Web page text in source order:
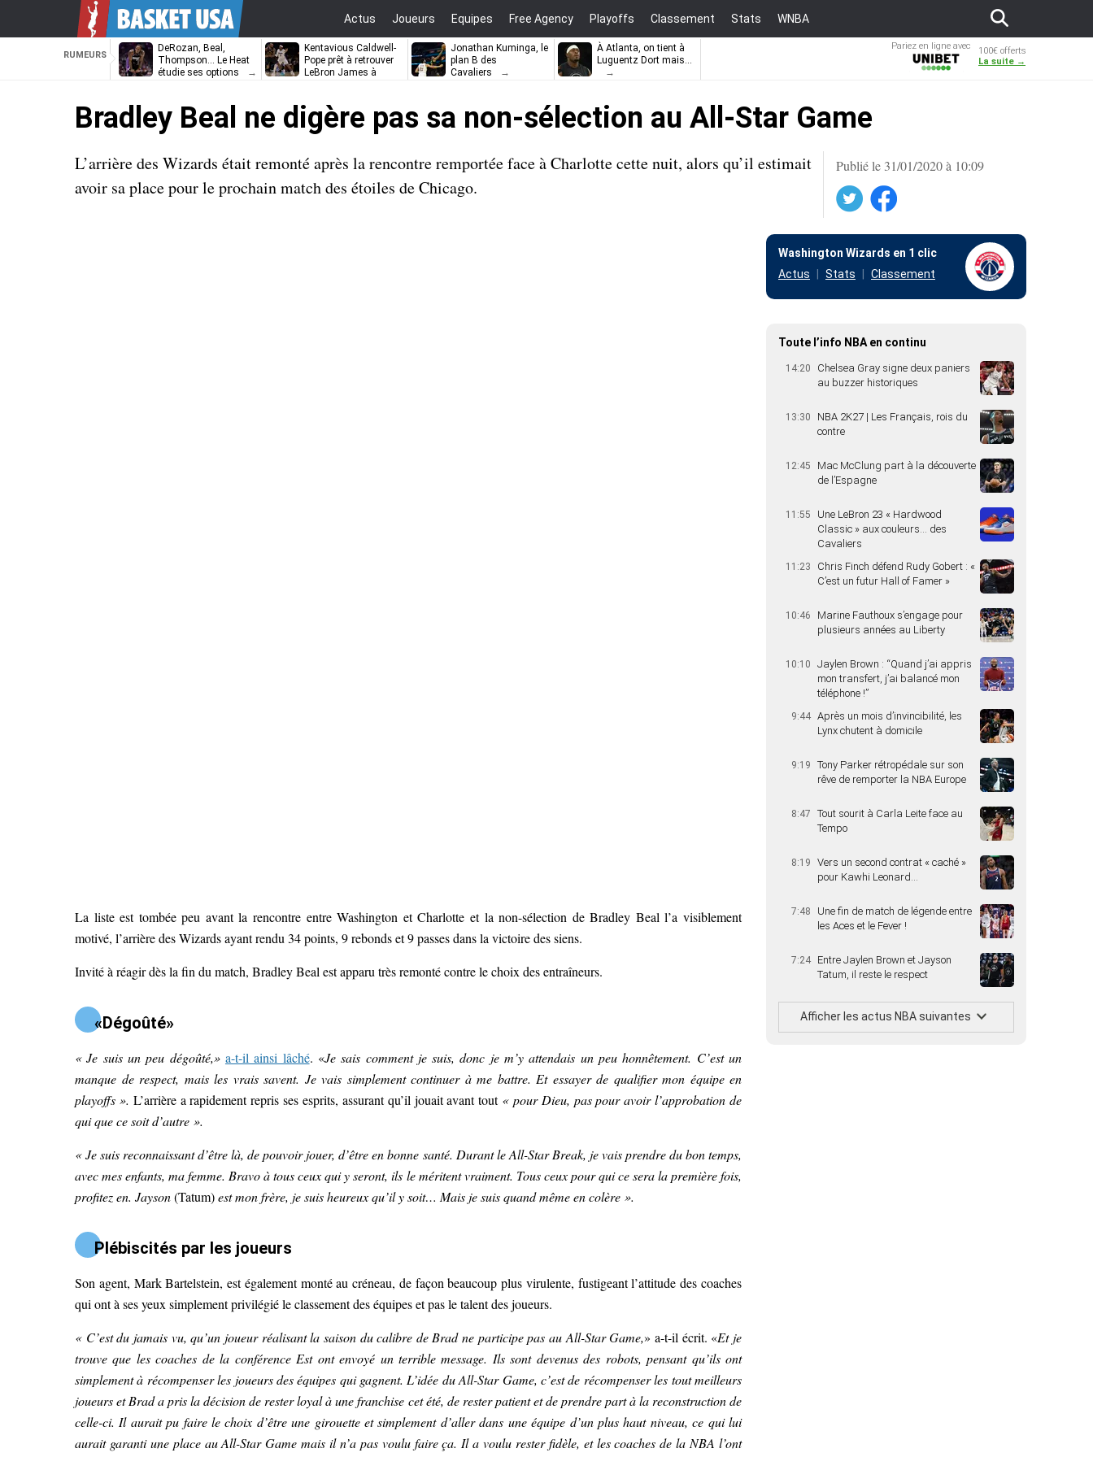
Actus Joueurs Equipes Free Agency Playoffs Classement Stats WNBA
RUMEURS
DeRozan, Beal,
Thompson… Le Heat
étudie ses options
Kentavious Caldwell-
Pope prêt à retrouver
LeBron James à
Jonathan Kuminga, le
plan B des
Cavaliers
À Atlanta, on tient à
Luguentz Dort mais…
Pariez en ligne avec
100€ offerts
La suite →
Bradley Beal ne digère pas sa non-sélection au All-Star Game
Publié le 31/01/2020 à 10:09
Facebook
L’arrière des Wizards était remonté après la rencontre remportée face à Charlotte cette nuit, alors qu’il estimait
avoir sa place pour le prochain match des étoiles de Chicago.
La liste est tombée peu avant la rencontre entre Washington et Charlotte et la non-sélection de Bradley Beal l’a visiblement
motivé, l’arrière des Wizards ayant rendu 34 points, 9 rebonds et 9 passes dans la victoire des siens.
Invité à réagir dès la fin du match, Bradley Beal est apparu très remonté contre le choix des entraîneurs.
«Dégoûté»
« Je suis un peu dégoûté,» a-t-il ainsi lâché. «Je sais comment je suis, donc je m’y attendais un peu honnêtement. C’est un
manque de respect, mais les vrais savent. Je vais simplement continuer à me battre. Et essayer de qualifier mon équipe en
playoffs ». L’arrière a rapidement repris ses esprits, assurant qu’il jouait avant tout « pour Dieu, pas pour avoir l’approbation de
qui que ce soit d’autre ».
« Je suis reconnaissant d’être là, de pouvoir jouer, d’être en bonne santé. Durant le All-Star Break, je vais prendre du bon temps,
avec mes enfants, ma femme. Bravo à tous ceux qui y seront, ils le méritent vraiment. Tous ceux pour qui ce sera la première fois,
profitez en. Jayson(Tatum)est mon frère, je suis heureux qu’il y soit… Mais je suis quand même en colère ».
Plébiscités par les joueurs
Son agent, Mark Bartelstein, est également monté au créneau, de façon beaucoup plus virulente, fustigeant l’attitude des coaches
qui ont à ses yeux simplement privilégié le classement des équipes et pas le talent des joueurs.
« C’est du jamais vu, qu’un joueur réalisant la saison du calibre de Brad ne participe pas au All-Star Game,» a-t-il écrit. «Et je
trouve que les coaches de la conférence Est ont envoyé un terrible message. Ils sont devenus des robots, pensant qu’ils ont
simplement à récompenser les joueurs des équipes qui gagnent. L’idée du All-Star Game, c’est de récompenser les tout meilleurs
joueurs et Brad a pris la décision de rester loyal à une franchise cet été, de rester patient et de prendre part à la reconstruction de
celle-ci. Il aurait pu faire le choix d’être une girouette et simplement d’aller dans une équipe d’un plus haut niveau, ce qui lui
aurait garanti une place au All-Star Game mais il n’a pas voulu faire ça. Il a voulu rester fidèle, et les coaches de la NBA l’ont
Washington Wizards en 1 clic
Actus
Stats Classement
Toute l’info NBA en continu
14:20
Chelsea Gray signe deux paniers
au buzzer historiques
13:30
NBA 2K27 | Les Français, rois du
contre
12:45
Mac McClung part à la découverte
de l’Espagne
11:55
Une LeBron 23 « Hardwood
Classic » aux couleurs… des
Cavaliers
11:23
Chris Finch défend Rudy Gobert : «
C’est un futur Hall of Famer »
10:46
Marine Fauthoux s’engage pour
plusieurs années au Liberty
10:10
Jaylen Brown : “Quand j’ai appris
mon transfert, j’ai balancé mon
téléphone !”
9:44 Après un mois d’invincibilité, les
Lynx chutent à domicile
9:19
Tony Parker rétropédale sur son
rêve de remporter la NBA Europe
8:47
Tout sourit à Carla Leite face au
Tempo
8:19
Vers un second contrat « caché »
pour Kawhi Leonard…
7:48
Une fin de match de légende entre
les Aces et le Fever !
7:24
Entre Jaylen Brown et Jayson
Tatum, il reste le respect
Afficher les actus NBA suivantes